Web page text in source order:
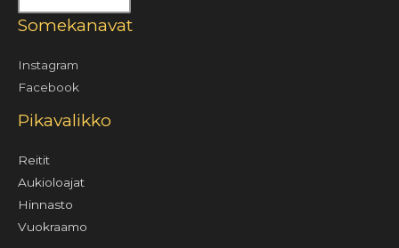
Somekanavat
Instagram
Facebook
Pikavalikko
Reitit
Aukioloajat
Hinnasto
Vuokraamo